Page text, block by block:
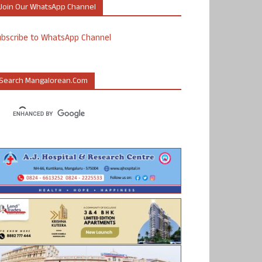
Our WhatsApp Channel
to WhatsApp Channel
Mangalorean.com